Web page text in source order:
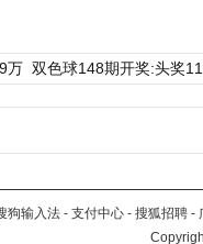
万 双色球148期开奖:头奖
狗输入法 - 支付中心 - 搜狐招聘 -